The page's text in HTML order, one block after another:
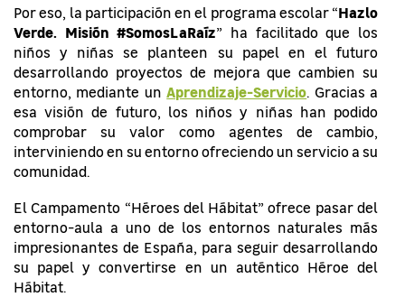
Por eso, la participación en el programa escolar “Hazlo
Verde. Misión #SomosLaRaíz” ha facilitado que los
niños y niñas se planteen su papel en el futuro
desarrollando proyectos de mejora que cambien su
entorno, mediante unAprendizaje-Servicio. Gracias a
esa visión de futuro, los niños y niñas han podido
comprobar su valor como agentes de cambio,
interviniendo en su entorno ofreciendo un servicio a su
comunidad.
El Campamento “Héroes del Hábitat” ofrece pasar del
entorno-aula a uno de los entornos naturales más
impresionantes de España, para seguir desarrollando
su papel y convertirse en un auténtico Héroe del
Hábitat.